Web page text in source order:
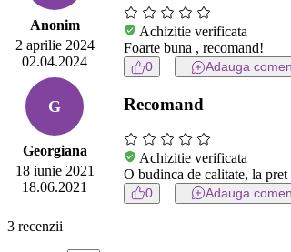
Anonim
2 aprilie 2024
02.04.2024
Achizitie verificata
Foarte buna , recomand!
0 Adauga
G
Georgiana
18 iunie 2021
18.06.2021
Recomand
Achizitie verificata
O budinca de calitate, la
0 Adauga
3 recenzii